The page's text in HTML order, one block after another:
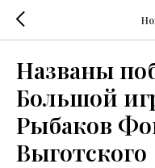
Названы
Большой
Рыбаков
Выготского